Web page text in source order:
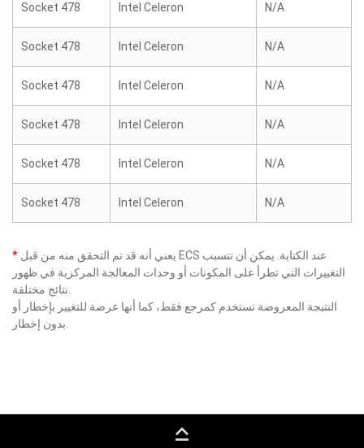
Socket 478 Intel Celeron N/A
Socket 478 Intel Celeron N/A
Socket 478 Intel Celeron N/A
Socket 478 Intel Celeron N/A
Socket 478 Intel Celeron N/A
Socket 478 Intel Celeron N/A
*
التغييرات التي تطرأ على المكونات أو وحدات المعالجة المركزية في ظهور
النتيجة المعروضة تستخدم كمرجع فقط، كما أنها عرضة للتغيير بإخطار أو
keyboard_capslock